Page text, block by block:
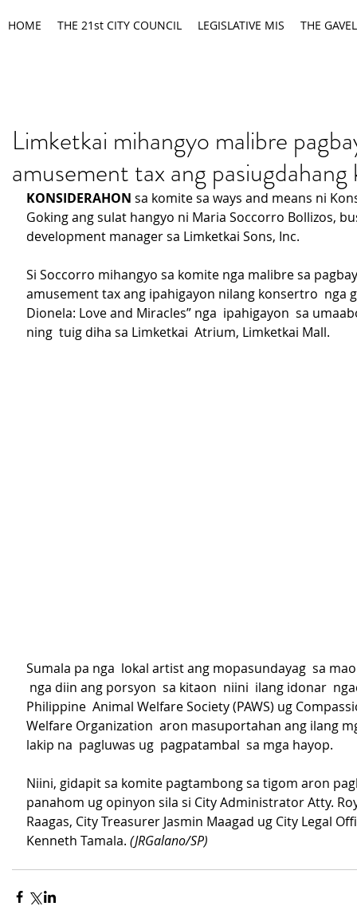
HOME THE 21st CITY COUNCIL LEGISLATIVE MIS THE GAVEL
Limketkai mihangyo malibre
amusement tax ang
KONSIDERAHON sa komite sa ways and means ni
Goking ang sulat hangyo ni Maria Soccorro Bollizos,
development manager sa Limketkai Sons, Inc.
Si Soccorro mihangyo sa komite nga malibre sa
amusement tax ang ipahigayon nilang konsertro  nga
Dionela: Love and Miracles” nga  ipahigayon  sa
ning  tuig diha sa Limketkai  Atrium, Limketkai Mall.
Sumala pa nga  lokal artist ang mopasundayag  sa
nga diin ang porsyon  sa kitaon  niini  ilang idonar
Philippine  Animal Welfare Society (PAWS) ug
Welfare Organization  aron masuportahan ang ilang
lakip na  pagluwas ug  pagpatambal  sa mga hayop.
Niini, gidapit sa komite pagtambong sa tigom aron
panahom ug opinyon sila si City Administrator Atty.
Raagas, City Treasurer Jasmin Maagad ug City Legal
Kenneth Tamala. (JRGalano/SP)